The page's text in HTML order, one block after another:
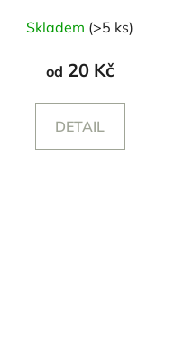
Skladem (>5 ks)
od 20 Kč
DETAIL